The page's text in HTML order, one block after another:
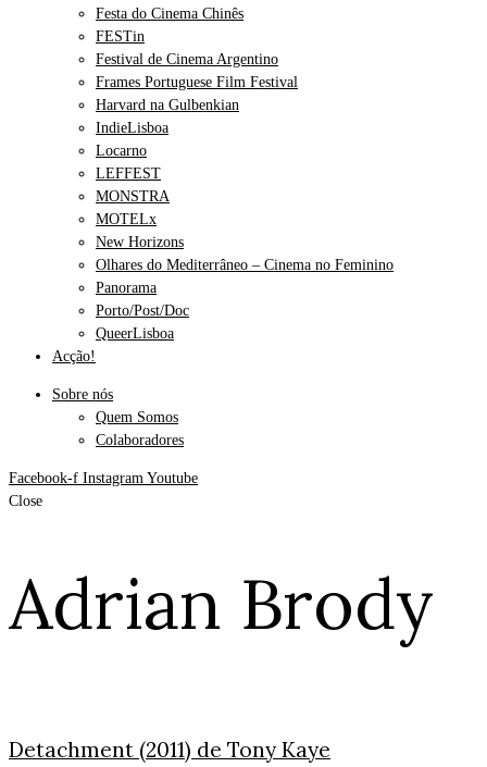
Festa do Cinema Chinês
FESTin
Festival de Cinema Argentino
Frames Portuguese Film Festival
Harvard na Gulbenkian
IndieLisboa
Locarno
LEFFEST
MONSTRA
MOTELx
New Horizons
Olhares do Mediterrâneo – Cinema no Feminino
Panorama
Porto/Post/Doc
QueerLisboa
Acção!
Sobre nós
Quem Somos
Colaboradores
Facebook-f Instagram Youtube
Close
Adrian Brody
Detachment (2011) de Tony Kaye